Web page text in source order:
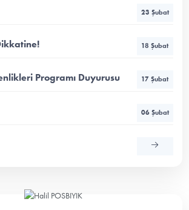
23 Şubat
18 Şubat
Programı Duyurusu 17 Şubat
06 Şubat